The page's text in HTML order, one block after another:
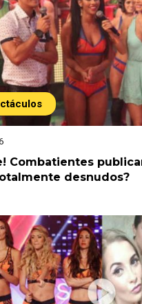
Combatientes
desnudos?